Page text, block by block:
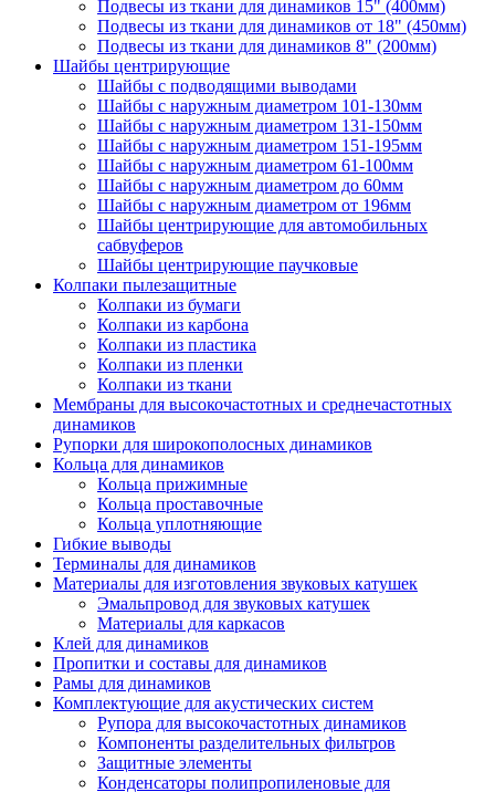
Подвесы из ткани для динамиков 15" (400мм)
Подвесы из ткани для динамиков от 18" (450мм)
Подвесы из ткани для динамиков 8" (200мм)
Шайбы центрирующие
Шайбы с подводящими выводами
Шайбы с наружным диаметром 101-130мм
Шайбы с наружным диаметром 131-150мм
Шайбы с наружным диаметром 151-195мм
Шайбы с наружным диаметром 61-100мм
Шайбы с наружным диаметром до 60мм
Шайбы с наружным диаметром от 196мм
Шайбы центрирующие для автомобильных
сабвуферов
Шайбы центрирующие паучковые
Колпаки пылезащитные
Колпаки из бумаги
Колпаки из карбона
Колпаки из пластика
Колпаки из пленки
Колпаки из ткани
Мембраны для высокочастотных и среднечастотных
динамиков
Рупорки для широкополосных динамиков
Кольца для динамиков
Кольца прижимные
Кольца проставочные
Кольца уплотняющие
Гибкие выводы
Терминалы для динамиков
Материалы для изготовления звуковых катушек
Эмальпровод для звуковых катушек
Материалы для каркасов
Клей для динамиков
Пропитки и составы для динамиков
Рамы для динамиков
Комплектующие для акустических систем
Рупора для высокочастотных динамиков
Компоненты разделительных фильтров
Защитные элементы
Конденсаторы полипропиленовые для